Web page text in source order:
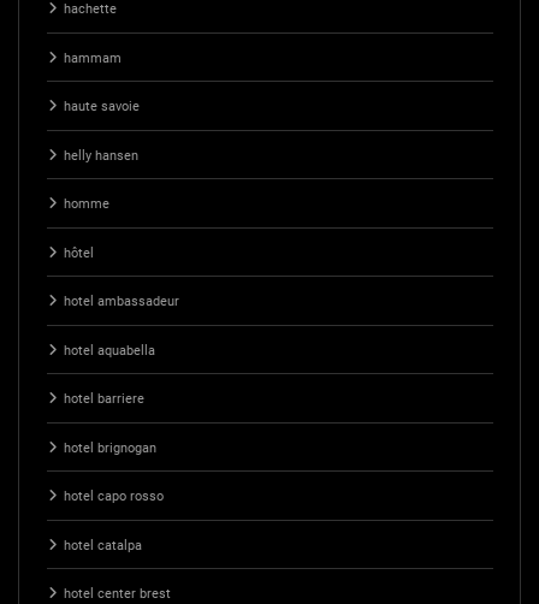
hachette
hammam
haute savoie
helly hansen
homme
hôtel
hotel ambassadeur
hotel aquabella
hotel barriere
hotel brignogan
hotel capo rosso
hotel catalpa
hotel center brest